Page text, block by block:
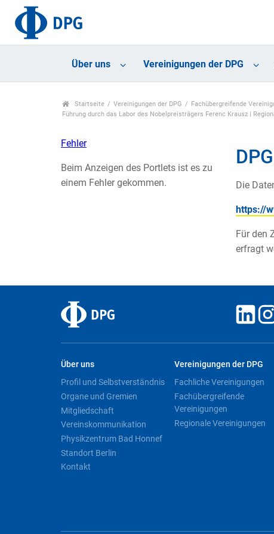
Über uns Vereinigungen der DPG
Startseite Vereinigungen der DPG Fachübergreifende
Führung durch das Labor des Nobelpreisträgers Ferenc Krausz |
Fehler
Beim Anzeigen des Portlets ist es zu
einem Fehler gekommen.
Die
https://
Für den
erfragt
Über uns
Profil und Selbstverständnis
Organe und Gremien
Mitgliedschaft
Vereinskommunikation
Physikzentrum Bad Honnef
Standort Berlin
Kontakt
Vereinigungen der DPG
Fachliche Vereinigungen
Fachübergreifende
Vereinigungen
Regionale Vereinigungen